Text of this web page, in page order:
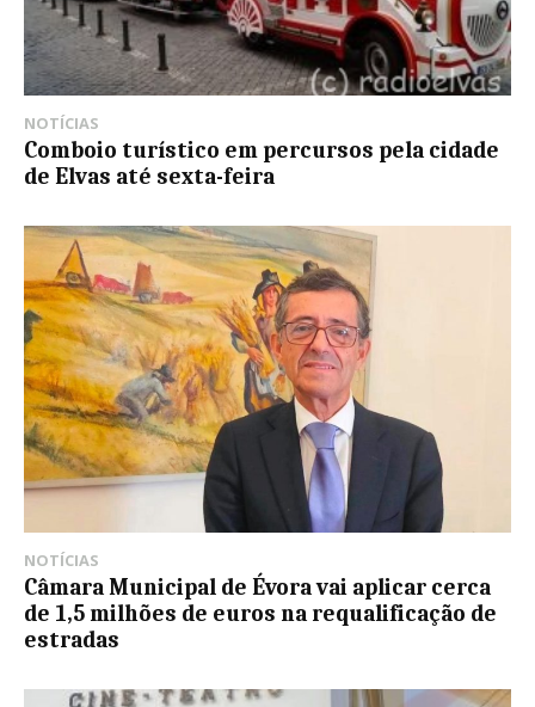
NOTÍCIAS
Comboio turístico em percursos pela cidade
de Elvas até sexta-feira
NOTÍCIAS
Câmara Municipal de Évora vai aplicar cerca
de 1,5 milhões de euros na requalificação de
estradas